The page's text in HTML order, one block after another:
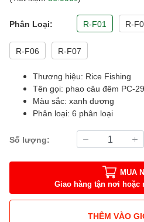
Phân Loại: R-F01 R-
R-F06 R-F07
Thương hiệu: Rice Fishing
Tên gọi: phao câu đêm PC-29
Màu sắc: xanh dương
Phân loại: 6 phân loại
Số lượng:
MUA
Giao hàng tận nơi hoặc
THÊM VÀO